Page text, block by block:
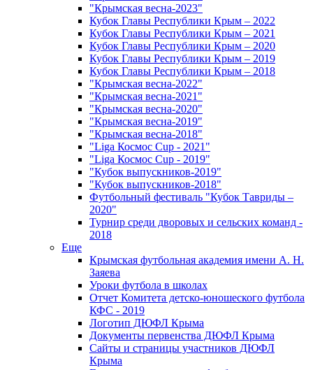
"Крымская весна-2023"
Кубок Главы Республики Крым – 2022
Кубок Главы Республики Крым – 2021
Кубок Главы Республики Крым – 2020
Кубок Главы Республики Крым – 2019
Кубок Главы Республики Крым – 2018
"Крымская весна-2022"
"Крымская весна-2021"
"Крымская весна-2020"
"Крымская весна-2019"
"Крымская весна-2018"
"Liga Космос Cup - 2021"
"Liga Космос Cup - 2019"
"Кубок выпускников-2019"
"Кубок выпускников-2018"
Футбольный фестиваль "Кубок Тавриды –
2020"
Турнир среди дворовых и сельских команд -
2018
Еще
Крымская футбольная академия имени А. Н.
Заяева
Уроки футбола в школах
Отчет Комитета детско-юношеского футбола
КФС - 2019
Логотип ДЮФЛ Крыма
Документы первенства ДЮФЛ Крыма
Сайты и страницы участников ДЮФЛ
Крыма